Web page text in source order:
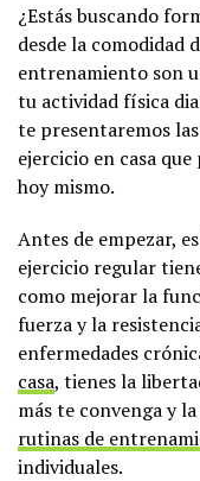
¿Estás buscando
desde la comodidad
entrenamiento son
tu actividad física
te presentaremos
ejercicio en casa
hoy mismo.
Antes de empezar,
ejercicio regular
como mejorar la
fuerza y la
enfermedades
casa, tienes la
más te convenga y
rutinas de
individuales.